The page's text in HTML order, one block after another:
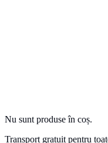
Nu sunt produse în coș.
Transport gratuit pentru